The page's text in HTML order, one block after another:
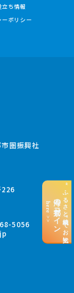
“ふるさと納税”でお支払い
海の京都コイン
here >>
ち情報
ポリシー
圏振興社
5056